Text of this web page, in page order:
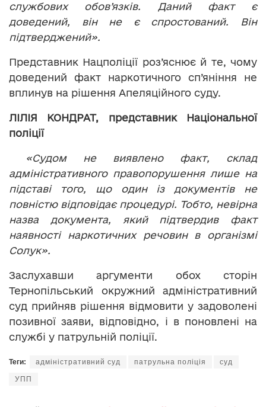
службових обов’язків. Даний факт є
доведений, він не є спростований. Він
підтверджений».
Представник Нацполіції роз’яснює й те, чому
доведений факт наркотичного сп’яніння не
вплинув на рішення Апеляційного суду.
ЛІЛІЯ КОНДРАТ, представник Національної
поліції
«Судом не виявлено факт, склад
адміністративного правопорушення лише на
підставі того, що один із документів не
повністю відповідає процедурі. Тобто, невірна
назва документа, який підтвердив факт
наявності наркотичних речовин в організмі
Солук».
Заслухавши аргументи обох сторін
Тернопільський окружний адміністративний
суд прийняв рішення відмовити у задоволені
позивної заяви, відповідно, і в поновлені на
службі у патрульній поліції.
Теги: адміністративний суд патрульна поліція суд
УПП